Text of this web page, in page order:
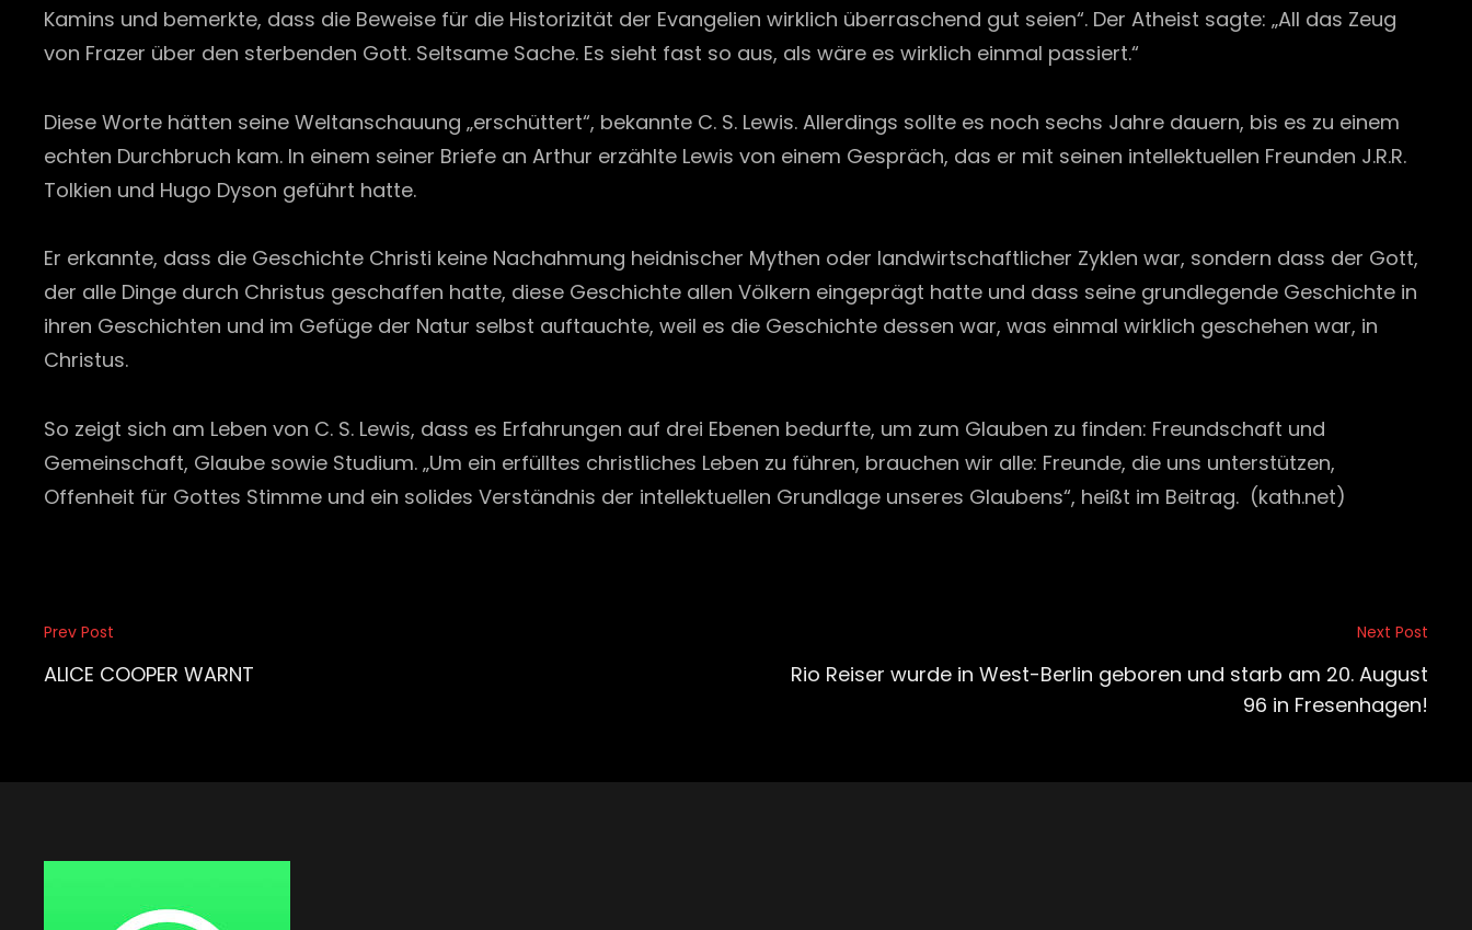
Kamins und bemerkte, dass die Beweise für die Historizität der Evangelien wirklich überraschend gut seien“. Der Atheist sagte: „All das Zeug
von Frazer über den sterbenden Gott. Seltsame Sache. Es sieht fast so aus, als wäre es wirklich einmal passiert.“
Diese Worte hätten seine Weltanschauung „erschüttert“, bekannte C. S. Lewis. Allerdings sollte es noch sechs Jahre dauern, bis es zu einem
echten Durchbruch kam. In einem seiner Briefe an Arthur erzählte Lewis von einem Gespräch, das er mit seinen intellektuellen Freunden J.R.R.
Tolkien und Hugo Dyson geführt hatte.
Er erkannte, dass die Geschichte Christi keine Nachahmung heidnischer Mythen oder landwirtschaftlicher Zyklen war, sondern dass der Gott,
der alle Dinge durch Christus geschaffen hatte, diese Geschichte allen Völkern eingeprägt hatte und dass seine grundlegende Geschichte in
ihren Geschichten und im Gefüge der Natur selbst auftauchte, weil es die Geschichte dessen war, was einmal wirklich geschehen war, in
Christus.
So zeigt sich am Leben von C. S. Lewis, dass es Erfahrungen auf drei Ebenen bedurfte, um zum Glauben zu finden: Freundschaft und
Gemeinschaft, Glaube sowie Studium. „Um ein erfülltes christliches Leben zu führen, brauchen wir alle: Freunde, die uns unterstützen,
Offenheit für Gottes Stimme und ein solides Verständnis der intellektuellen Grundlage unseres Glaubens“, heißt im Beitrag. (kath.net)
Beitragsnavigation
Previous
Post
Prev Post
ALICE COOPER WARNT
Post
Next Post
Rio Reiser wurde in West-Berlin geboren und starb am 20. August
96 in Fresenhagen!